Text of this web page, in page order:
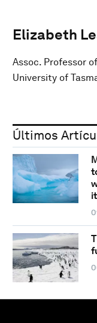
Elizabeth
Assoc. Professor
University of
Últimos